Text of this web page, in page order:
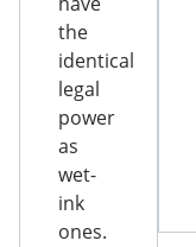
the
identical
legal
power
as
wet-
ink
ones.